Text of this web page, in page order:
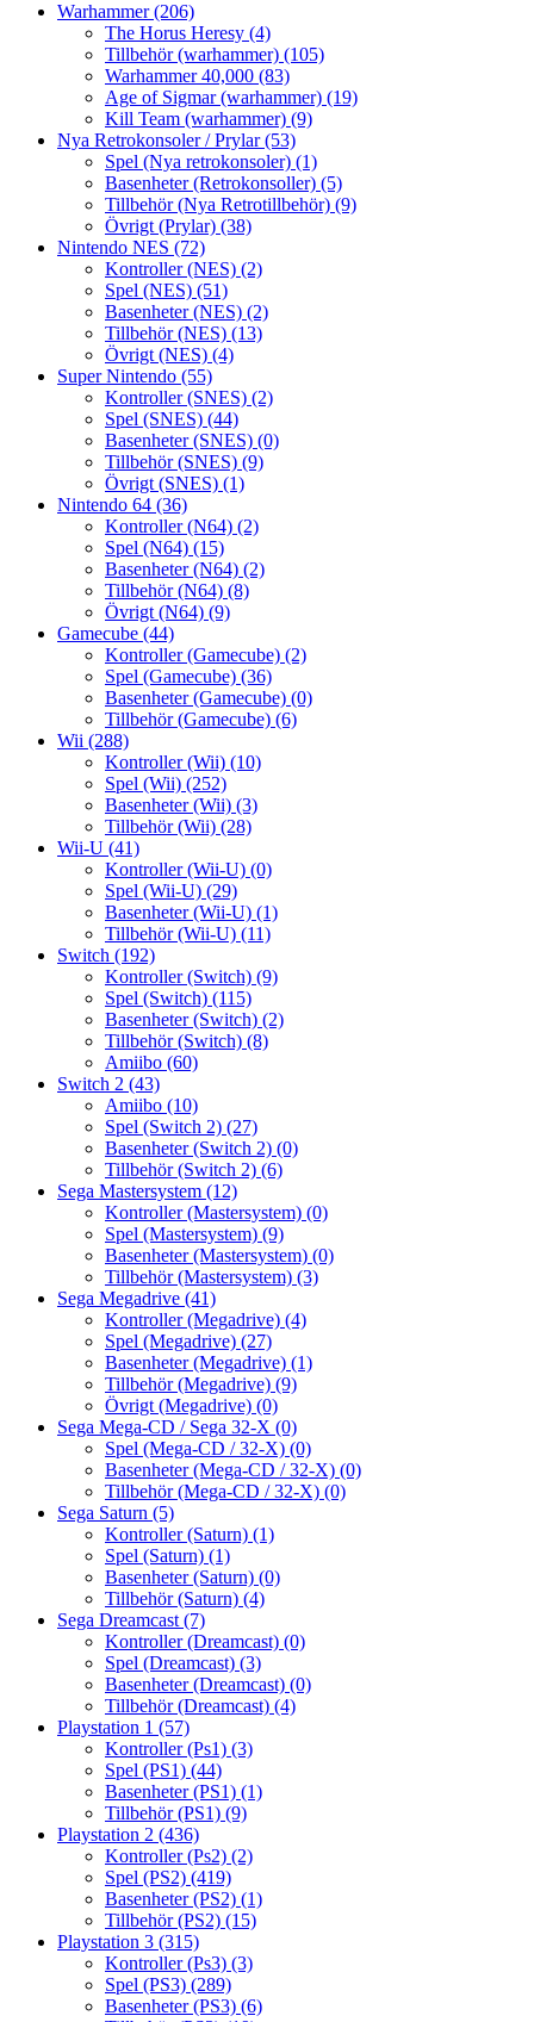
Warhammer(206)
The Horus Heresy (4)
Tillbehör (warhammer) (105)
Warhammer 40,000 (83)
Age of Sigmar (warhammer) (19)
Kill Team (warhammer) (9)
Nya Retrokonsoler / Prylar(53)
Spel (Nya retrokonsoler) (1)
Basenheter (Retrokonsoller) (5)
Tillbehör (Nya Retrotillbehör) (9)
Övrigt (Prylar) (38)
Nintendo NES (72)
Kontroller (NES) (2)
Spel (NES) (51)
Basenheter (NES) (2)
Tillbehör (NES) (13)
Övrigt (NES) (4)
Super Nintendo (55)
Kontroller (SNES) (2)
Spel (SNES) (44)
Basenheter (SNES) (0)
Tillbehör (SNES) (9)
Övrigt (SNES) (1)
Nintendo 64 (36)
Kontroller (N64) (2)
Spel (N64) (15)
Basenheter (N64) (2)
Tillbehör (N64) (8)
Övrigt (N64) (9)
Gamecube (44)
Kontroller (Gamecube) (2)
Spel (Gamecube) (36)
Basenheter (Gamecube) (0)
Tillbehör (Gamecube) (6)
Wii (288)
Kontroller (Wii) (10)
Spel (Wii) (252)
Basenheter (Wii) (3)
Tillbehör (Wii) (28)
Wii-U (41)
Kontroller (Wii-U) (0)
Spel (Wii-U) (29)
Basenheter (Wii-U) (1)
Tillbehör (Wii-U) (11)
Switch (192)
Kontroller (Switch) (9)
Spel (Switch) (115)
Basenheter (Switch) (2)
Tillbehör (Switch) (8)
Amiibo (60)
Switch 2 (43)
Amiibo (10)
Spel (Switch 2) (27)
Basenheter (Switch 2) (0)
Tillbehör (Switch 2) (6)
Sega Mastersystem (12)
Kontroller (Mastersystem) (0)
Spel (Mastersystem) (9)
Basenheter (Mastersystem) (0)
Tillbehör (Mastersystem) (3)
Sega Megadrive (41)
Kontroller (Megadrive) (4)
Spel (Megadrive) (27)
Basenheter (Megadrive) (1)
Tillbehör (Megadrive) (9)
Övrigt (Megadrive) (0)
Sega Mega-CD / Sega 32-X (0)
Spel (Mega-CD / 32-X) (0)
Basenheter (Mega-CD / 32-X) (0)
Tillbehör (Mega-CD / 32-X) (0)
Sega Saturn (5)
Kontroller (Saturn) (1)
Spel (Saturn) (1)
Basenheter (Saturn) (0)
Tillbehör (Saturn) (4)
Sega Dreamcast (7)
Kontroller (Dreamcast) (0)
Spel (Dreamcast) (3)
Basenheter (Dreamcast) (0)
Tillbehör (Dreamcast) (4)
Playstation 1 (57)
Kontroller (Ps1) (3)
Spel (PS1) (44)
Basenheter (PS1) (1)
Tillbehör (PS1) (9)
Playstation 2 (436)
Kontroller (Ps2) (2)
Spel (PS2) (419)
Basenheter (PS2) (1)
Tillbehör (PS2) (15)
Playstation 3 (315)
Kontroller (Ps3) (3)
Spel (PS3) (289)
Basenheter (PS3) (6)